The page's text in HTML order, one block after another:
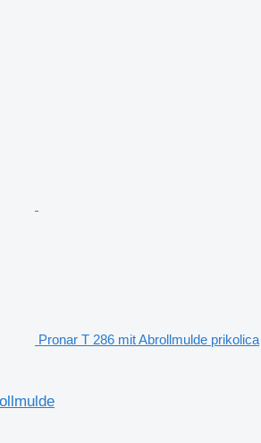
Pronar T 286 mit Abrollmulde prikolica